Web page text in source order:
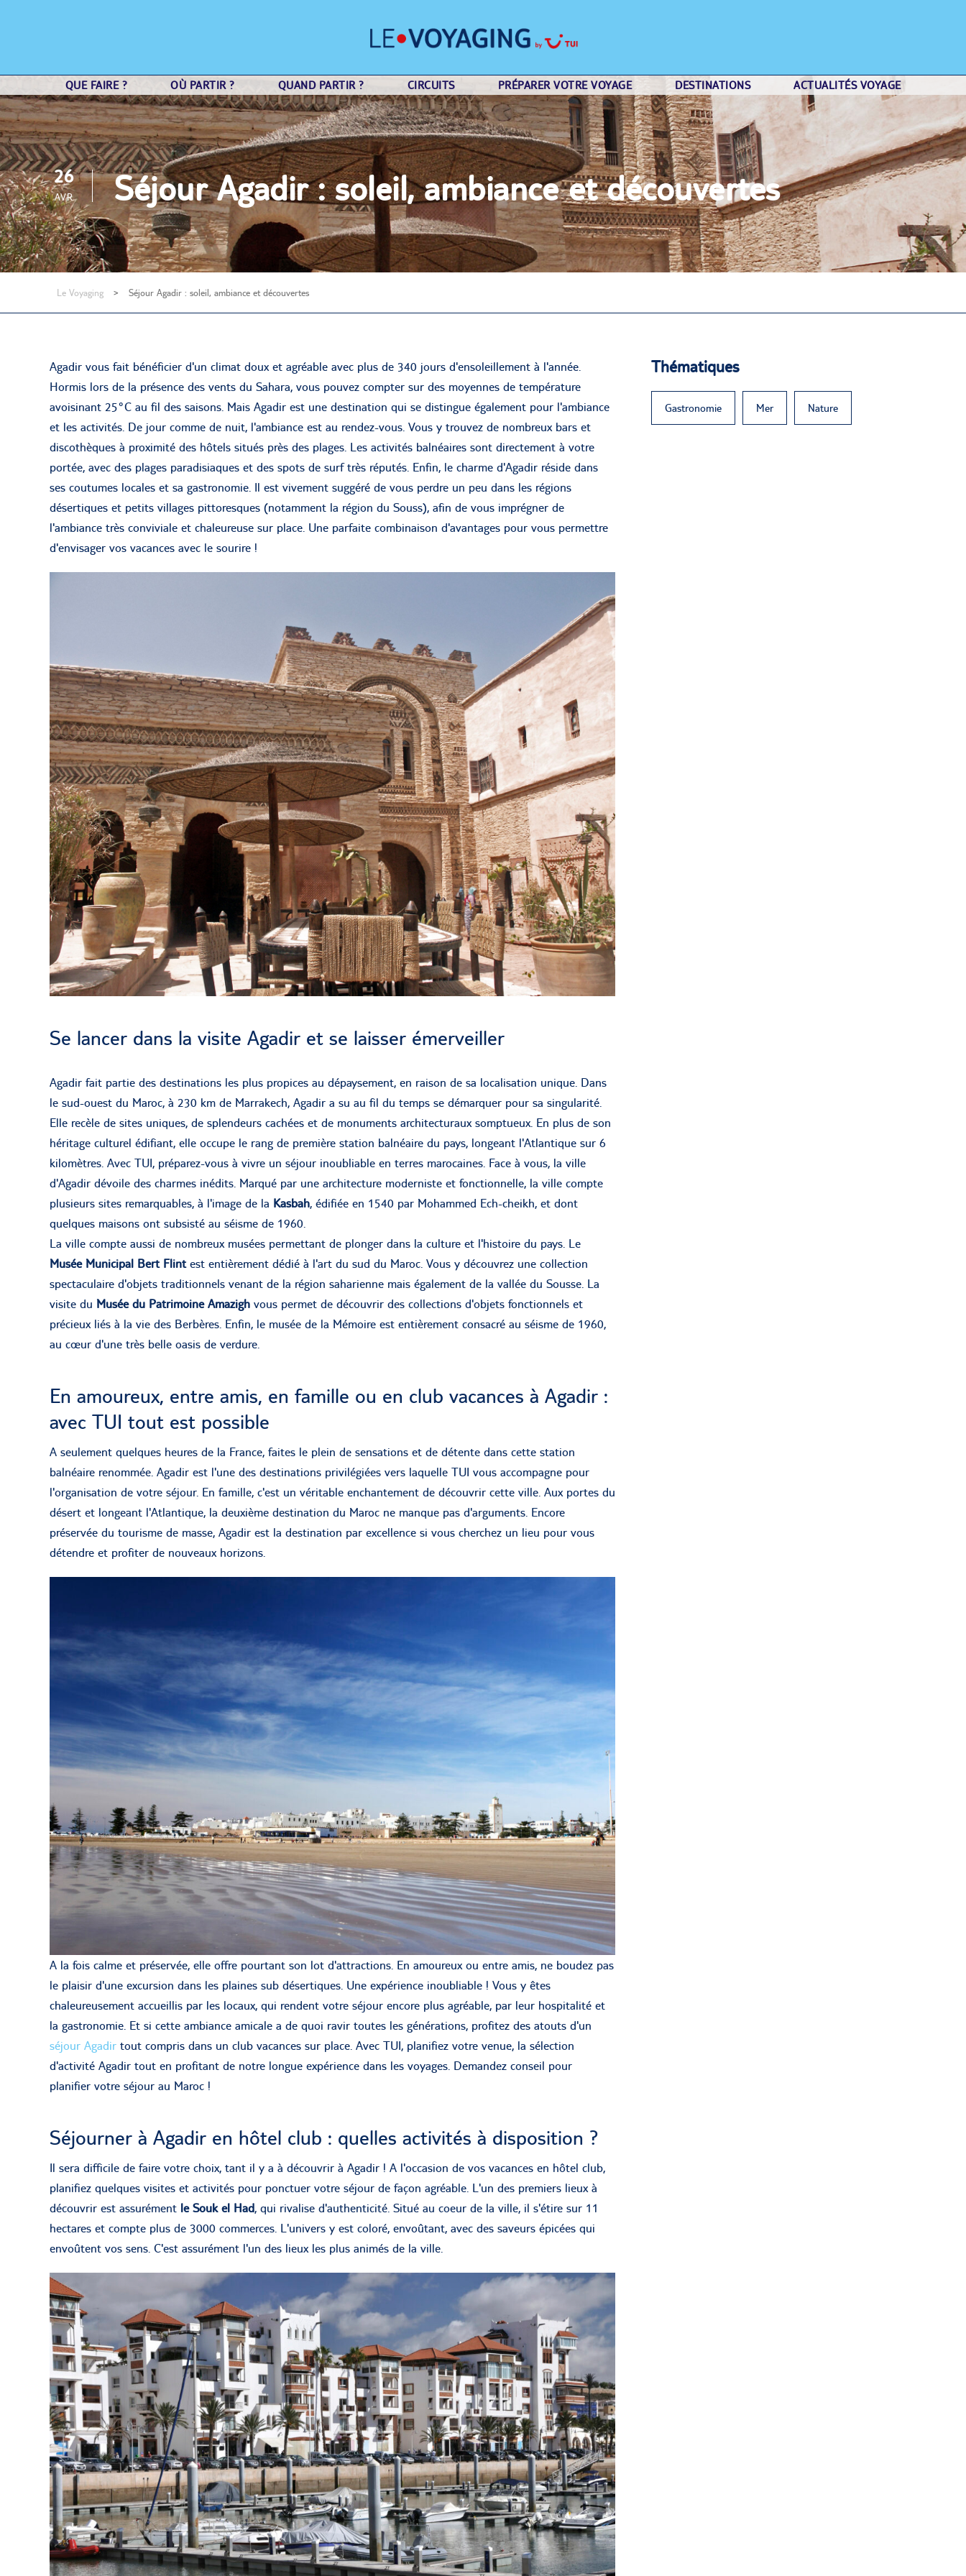
QUE FAIRE ? OÙ PARTIR ? QUAND PARTIR ? CIRCUITS PRÉPARER VOTRE VOYAGE DESTINATIONS ACTUALITÉS VOYAGE
26
AVR Séjour Agadir : soleil, ambiance et découvertes
Le Voyaging > Séjour Agadir : soleil, ambiance et découvertes
Agadir vous fait bénéficier d'un climat doux et agréable avec plus de 340 jours d'ensoleillement à l'année.
Hormis lors de la présence des vents du Sahara, vous pouvez compter sur des moyennes de température
avoisinant 25°C au fil des saisons. Mais Agadir est une destination qui se distingue également pour l'ambiance
et les activités. De jour comme de nuit, l'ambiance est au rendez-vous. Vous y trouvez de nombreux bars et
discothèques à proximité des hôtels situés près des plages. Les activités balnéaires sont directement à votre
portée, avec des plages paradisiaques et des spots de surf très réputés. Enfin, le charme d'Agadir réside dans
ses coutumes locales et sa gastronomie. Il est vivement suggéré de vous perdre un peu dans les régions
désertiques et petits villages pittoresques (notamment la région du Souss), afin de vous imprégner de
l'ambiance très conviviale et chaleureuse sur place. Une parfaite combinaison d'avantages pour vous permettre
d'envisager vos vacances avec le sourire !
Se lancer dans la visite Agadir et se laisser émerveiller
Agadir fait partie des destinations les plus propices au dépaysement, en raison de sa localisation unique. Dans
le sud-ouest du Maroc, à 230 km de Marrakech, Agadir a su au fil du temps se démarquer pour sa singularité.
Elle recèle de sites uniques, de splendeurs cachées et de monuments architecturaux somptueux. En plus de son
héritage culturel édifiant, elle occupe le rang de première station balnéaire du pays, longeant l'Atlantique sur 6
kilomètres. Avec TUI, préparez-vous à vivre un séjour inoubliable en terres marocaines. Face à vous, la ville
d'Agadir dévoile des charmes inédits. Marqué par une architecture moderniste et fonctionnelle, la ville compte
plusieurs sites remarquables, à l'image de la Kasbah, édifiée en 1540 par Mohammed Ech-cheikh, et dont
quelques maisons ont subsisté au séisme de 1960.
La ville compte aussi de nombreux musées permettant de plonger dans la culture et l'histoire du pays. Le
Musée Municipal Bert Flintest entièrement dédié à l'art du sud du Maroc. Vous y découvrez une collection
spectaculaire d'objets traditionnels venant de la région saharienne mais également de la vallée du Sousse. La
visite du Musée du Patrimoine Amazigh vous permet de découvrir des collections d'objets fonctionnels et
précieux liés à la vie des Berbères. Enfin, le musée de la Mémoire est entièrement consacré au séisme de 1960,
au cœur d'une très belle oasis de verdure.
En amoureux, entre amis, en famille ou en club vacances à Agadir :
avec TUI tout est possible
A seulement quelques heures de la France, faites le plein de sensations et de détente dans cette station
balnéaire renommée. Agadir est l'une des destinations privilégiées vers laquelle TUI vous accompagne pour
l'organisation de votre séjour. En famille, c'est un véritable enchantement de découvrir cette ville. Aux portes du
désert et longeant l'Atlantique, la deuxième destination du Maroc ne manque pas d'arguments. Encore
préservée du tourisme de masse, Agadir est la destination par excellence si vous cherchez un lieu pour vous
détendre et profiter de nouveaux horizons.
A la fois calme et préservée, elle offre pourtant son lot d'attractions. En amoureux ou entre amis, ne boudez pas
le plaisir d'une excursion dans les plaines sub désertiques. Une expérience inoubliable ! Vous y êtes
chaleureusement accueillis par les locaux, qui rendent votre séjour encore plus agréable, par leur hospitalité et
la gastronomie. Et si cette ambiance amicale a de quoi ravir toutes les générations, profitez des atouts d'un
séjour Agadir tout compris dans un club vacances sur place. Avec TUI, planifiez votre venue, la sélection
d'activité Agadir tout en profitant de notre longue expérience dans les voyages. Demandez conseil pour
planifier votre séjour au Maroc !
Séjourner à Agadir en hôtel club : quelles activités à disposition ?
Il sera difficile de faire votre choix, tant il y a à découvrir à Agadir ! A l'occasion de vos vacances en hôtel club,
planifiez quelques visites et activités pour ponctuer votre séjour de façon agréable. L'un des premiers lieux à
découvrir est assurément le Souk el Had, qui rivalise d'authenticité. Situé au coeur de la ville, il s'étire sur 11
hectares et compte plus de 3000 commerces. L'univers y est coloré, envoûtant, avec des saveurs épicées qui
envoûtent vos sens. C'est assurément l'un des lieux les plus animés de la ville.
Thématiques
Gastronomie Mer Nature